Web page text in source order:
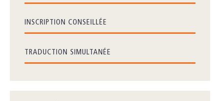
INSCRIPTION CONSEILLÉE
TRADUCTION SIMULTANÉE